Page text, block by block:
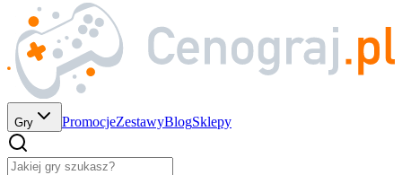
Gry PromocjeZestawyBlogSklepy